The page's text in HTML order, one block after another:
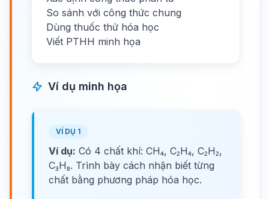
So sánh với công thức chung
Dùng thuốc thử hóa học
Viết PTHH minh họa
Ví dụ minh họa
VÍ DỤ 1
Ví dụ: Có 4 chất khí: CH₄, C₂H₄, C₂H₂,
C₃H₈. Trình bày cách nhận biết từng
chất bằng phương pháp hóa học.